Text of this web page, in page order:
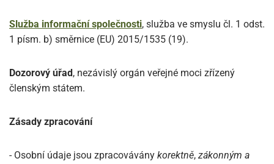
Služba informační společnosti, služba ve smyslu čl. 1 odst.
1 písm. b) směrnice (EU) 2015/1535 (19).
Dozorový úřad, nezávislý orgán veřejné moci zřízený
členským státem.
Zásady zpracování
- Osobní údaje jsou zpracovávány korektně, zákonným a